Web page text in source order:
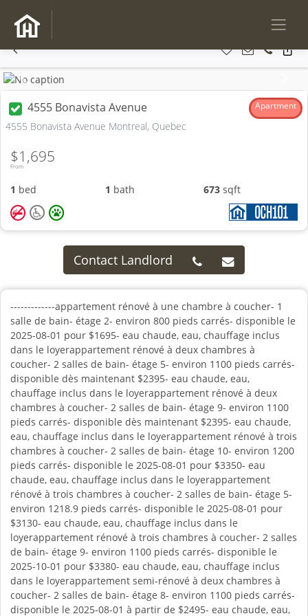
Previous
4555 Bonavista Avenue Apartment
4555 Bonavista Avenue Montreal, Quebec
From
$1,695
1 bed 1 bath 673 sqft
Contact Landlord
-------------appartement rénové à une chambre à coucher- 1
salle de bain- étage 2- environ 800 pieds carrés- disponible le
2025-08-01 pour $1695- eau chaude, eau, chauffage inclus
dans le loyerappartement rénové à deux chambres à
coucher- 2 salles de bain- étage 5- environ 1100 pieds carrés-
disponible dès maintenant $2395- eau chaude, eau,
chauffage inclus dans le loyerappartement rénové à deux
chambres à coucher- 2 salles de bain- étage 9- environ 1100
pieds carrés- disponible dès maintenant $2395- eau chaude,
eau, chauffage inclus dans le loyerappartement rénové à trois
chambres à coucher- 2 salles de bain- étage 10- environ 1200
pieds carrés- disponible le 2025-08-01 pour $3350- eau
chaude, eau, chauffage inclus dans le loyerappartement
rénové à trois chambres à coucher- 2 salles de bain- étage 5-
environ 1218.9 pieds carrés- disponible le 2025-08-01 pour
$3130- eau chaude, eau, chauffage inclus dans le
loyerappartement rénové à trois chambres à coucher- 2 salles
de bain- étage 9- environ 1100 pieds carrés- disponible le
2025-10-01 pour $3380- eau chaude, eau, chauffage inclus
dans le loyerappartement semi-rénové à deux chambres à
coucher- 2 salles de bain- étage 8- environ 1100 pieds carrés-
disponible le 2025-08-01 à partir de $2495- eau chaude, eau,